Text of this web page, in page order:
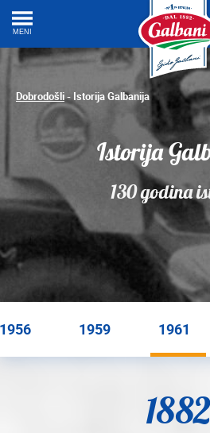
MENI
Istorija
130 godina
Dobrodošli- Istorija Galbanija
1956 1959 1961
1882